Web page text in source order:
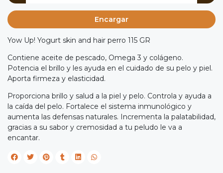
Encargar
Yow Up! Yogurt skin and hair perro 115 GR
Contiene aceite de pescado, Omega 3 y colágeno.
Potencia el brillo y les ayuda en el cuidado de su pelo y piel.
Aporta firmeza y elasticidad.
Proporciona brillo y salud a la piel y pelo. Controla y ayuda a
la caída del pelo. Fortalece el sistema inmunológico y
aumenta las defensas naturales. Incrementa la palatabilidad,
gracias a su sabor y cremosidad a tu peludo le va a
encantar.